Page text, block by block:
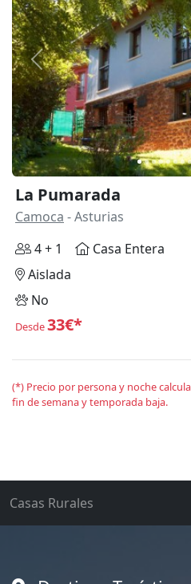
Anterior
La Pumarada
Camoca - Asturias
4 + 1
Casa Entera
Aislada
No
Desde33€*
(*) Precio por persona y noche
fin de semana y temporada baja.
Casas Rurales